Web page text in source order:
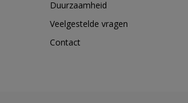
Duurzaamheid
Veelgestelde vragen
Contact